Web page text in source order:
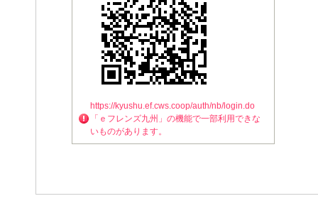
https://kyushu.ef.cws.coop/auth/nb/login.do
「ｅフレンズ九州」の機能で一部利用できな
いものがあります。